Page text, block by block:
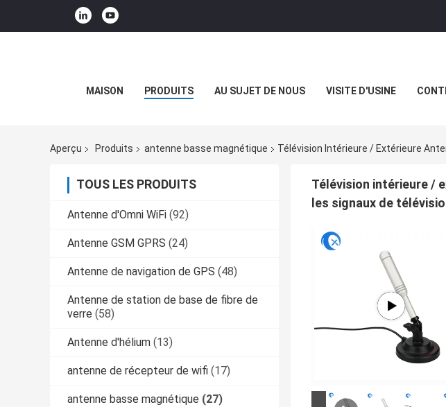
MAISON PRODUITS AU SUJET DE NOUS VISITE D'USINE
Aperçu Produits antenne basse magnétique Télévision Intérieure / Extérieure
TOUS LES PRODUITS
Antenne d'Omni WiFi (92)
Antenne GSM GPRS (24)
Antenne de navigation de GPS (48)
Antenne de station de base de fibre de
verre (58)
Antenne d'hélium (13)
antenne de récepteur de wifi (17)
antenne basse magnétique (27)
Télévision intérieure /
les signaux de